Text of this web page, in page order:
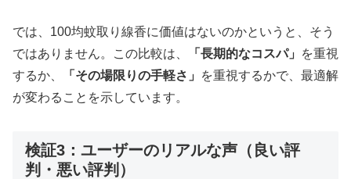
では、100均蚊取り線香に価値はないのかというと、そう
ではありません。この比較は、
「長期的なコスパ」
を重視
するか、
「その場限りの手軽さ」
を重視するかで、最適解
が変わることを示しています。
検証3：ユーザーのリアルな声（良い評
判・悪い評判）